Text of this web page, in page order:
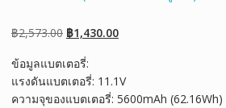
เต็มบนการให้
คะแนนของ
฿2,573.00 Original
was:
฿2,573.00.
฿1,430.00Current
฿1,430.00.
ข้อมูลแบตเตอรี่:
แรงดันแบตเตอรี่: 11.1V
ความจุของแบตเตอรี่: 5600mAh (62.16Wh)